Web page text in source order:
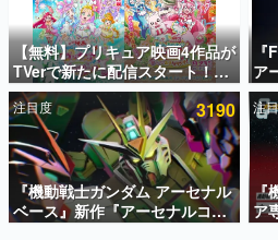
アプリセール情報
インタビュー
連載・特集一覧
殿堂入り記事
SNS拡散数が数千以上！
ど。多くの人々に読まれ
事をまとめました。
【無料】プリキュア映画4作品が
TVerで新たに配信スタート！な
んと2018年～2024年の映画ほぼ
すべてが見放題に、ぶっちゃけ
ありえないラインナップ
ア
リ
事
没
注目度 3190
『機動戦士ガンダム アーセナル
ベース』新作『アーセナルコマ
ンダー』発表！8月28日からオ
注
『
ア
散